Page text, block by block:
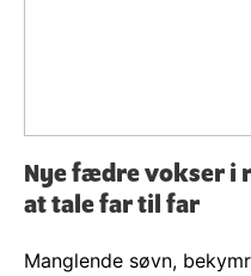
Nye fædre vokser i
at tale far til far
Manglende søvn,